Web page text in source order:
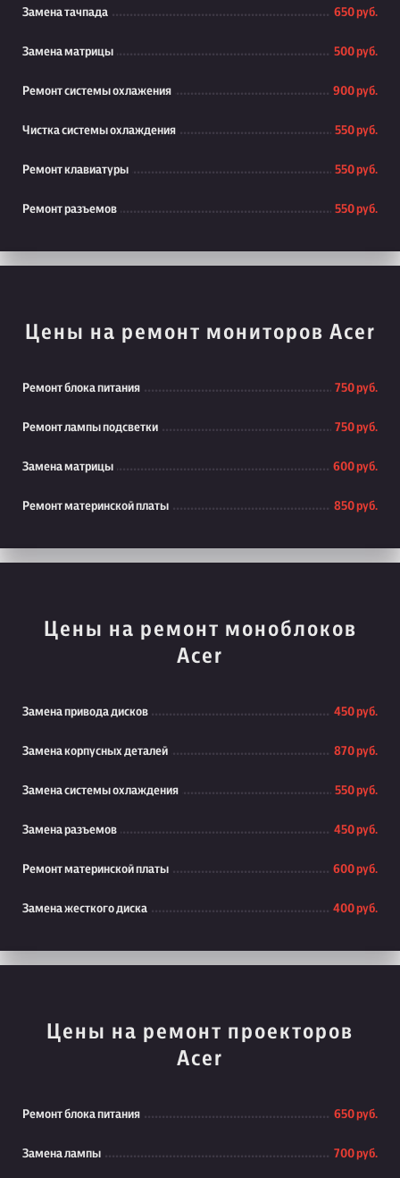
Замена тачпада 650 руб.
Замена матрицы 500 руб.
Ремонт системы охлажения 900 руб.
Чистка системы охлаждения 550 руб.
Ремонт клавиатуры 550 руб.
Ремонт разъемов 550 руб.
Цены на ремонт мониторов Acer
Ремонт блока питания 750 руб.
Ремонт лампы подсветки 750 руб.
Замена матрицы 600 руб.
Ремонт материнской платы 850 руб.
Цены на ремонт моноблоков
Acer
Замена привода дисков 450 руб.
Замена корпусных деталей 870 руб.
Замена системы охлаждения 550 руб.
Замена разъемов 450 руб.
Ремонт материнской платы 600 руб.
Замена жесткого диска 400 руб.
Цены на ремонт проекторов
Acer
Ремонт блока питания 650 руб.
Замена лампы 700 руб.